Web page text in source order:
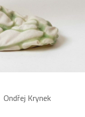
Ondřej Krynek